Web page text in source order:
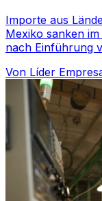
Importe aus
Mexiko sanken
nach Einführung
Von Líder